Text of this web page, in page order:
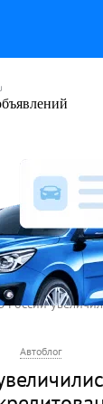
России
Автоблог